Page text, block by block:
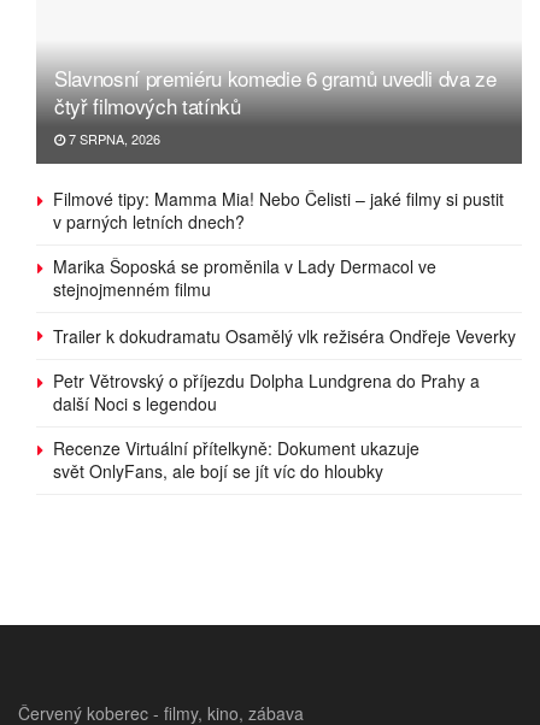
Slavnosní premiéru komedie 6 gramů uvedli dva ze
čtyř filmových tatínků
7 SRPNA, 2026
Filmové tipy: Mamma Mia! Nebo Čelisti – jaké filmy si pustit
v parných letních dnech?
Marika Šoposká se proměnila v Lady Dermacol ve
stejnojmenném filmu
Trailer k dokudramatu Osamělý vlk režiséra Ondřeje Veverky
Petr Větrovský o příjezdu Dolpha Lundgrena do Prahy a
další Noci s legendou
Recenze Virtuální přítelkyně: Dokument ukazuje
svět OnlyFans, ale bojí se jít víc do hloubky
Červený koberec - filmy, kino, zábava